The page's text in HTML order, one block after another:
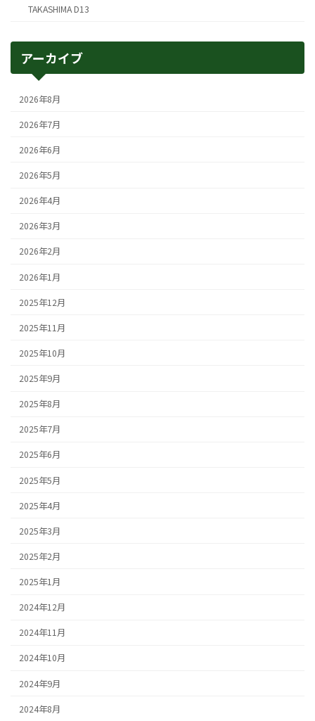
TAKASHIMA D13
アーカイブ
2026年8月
2026年7月
2026年6月
2026年5月
2026年4月
2026年3月
2026年2月
2026年1月
2025年12月
2025年11月
2025年10月
2025年9月
2025年8月
2025年7月
2025年6月
2025年5月
2025年4月
2025年3月
2025年2月
2025年1月
2024年12月
2024年11月
2024年10月
2024年9月
2024年8月